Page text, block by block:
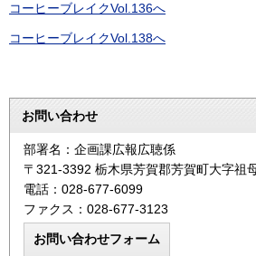
コーヒーブレイクVol.136へ
コーヒーブレイクVol.138へ
お問い合わせ
部署名：企画課広報広聴係
〒321-3392 栃木県芳賀郡芳賀町大字祖
電話：028-677-6099
ファクス：028-677-3123